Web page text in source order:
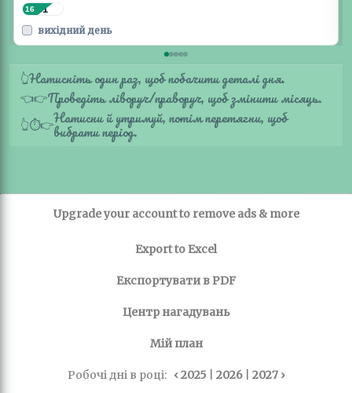
31
16
вихідний день
👆Натисніть один раз, щоб побачити деталі дня.
👈👉Проведіть ліворуч/праворуч, щоб змінити місяць.
👆⏱️👉Натисни й утримуй, потім перетягни, щоб
вибрати період.
Upgrade your account to remove ads & more
Export to Excel
Експортувати в PDF
Центр нагадувань
Мій план
Робочі дні в році: ‹ 2025 2026 2027 ›